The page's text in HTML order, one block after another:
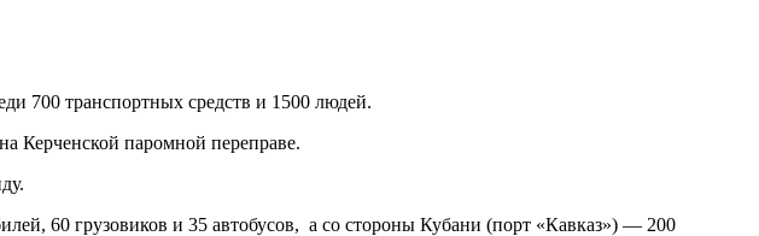
700 транспортных средств и 1500 людей.
Керченской паромной переправе.
60 грузовиков и 35 автобусов, а со стороны Кубани (порт «Кавказ») — 200